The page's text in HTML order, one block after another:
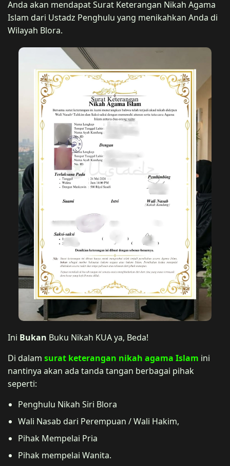
Anda akan mendapat Surat Keterangan Nikah Agama
Islam dari Ustadz Penghulu yang menikahkan Anda di
Wilayah Blora.
Ini Bukan Buku Nikah KUA ya, Beda!
Di dalam surat keterangan nikah agama Islam ini
nantinya akan ada tanda tangan berbagai pihak
seperti:
Penghulu Nikah Siri Blora
Wali Nasab dari Perempuan / Wali Hakim,
Pihak Mempelai Pria
Pihak mempelai Wanita.